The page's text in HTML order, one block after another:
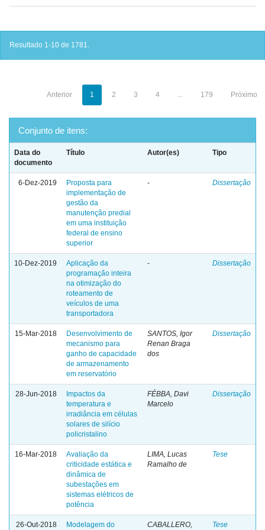
Resultado 1-10 de 1781.
Anterior 1 2 3 4 ... 179 Próximo
Conjunto de itens:
Data do
documento
Título Autor(es) Tipo
6-Dez-2019
Proposta para
implementação de
gestão da
manutenção predial
em uma instituição
federal de ensino
superior
- Dissertação
10-Dez-2019
Aplicação da
programação inteira
na otimização do
roteamento de
veículos de uma
transportadora
- Dissertação
15-Mar-2018
Desenvolvimento de
mecanismo para
ganho de capacidade
de armazenamento
em reservatório
SANTOS, Igor
Renan Braga
dos
Dissertação
28-Jun-2018
Impactos da
temperatura e
irradiância em células
solares de silício
policristalino
FÉBBA, Davi
Marcelo
Dissertação
16-Mar-2018
Avaliação da
criticidade estática e
dinâmica de
subestações em
sistemas elétricos de
potência
LIMA, Lucas
Ramalho de
Tese
26-Out-2018
Modelagem do
CABALLERO,
Tese